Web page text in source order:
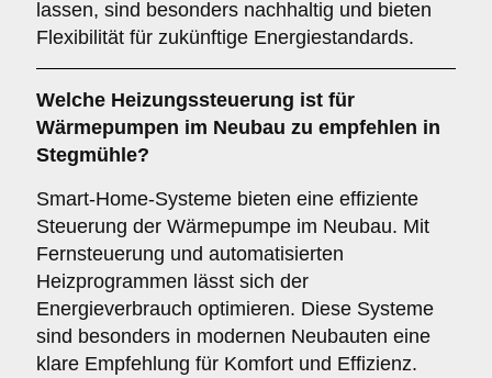
lassen, sind besonders nachhaltig und bieten
Flexibilität für zukünftige Energiestandards.
Welche Heizungssteuerung ist für
Wärmepumpen im Neubau zu empfehlen in
Stegmühle?
Smart-Home-Systeme bieten eine effiziente
Steuerung der Wärmepumpe im Neubau. Mit
Fernsteuerung und automatisierten
Heizprogrammen lässt sich der
Energieverbrauch optimieren. Diese Systeme
sind besonders in modernen Neubauten eine
klare Empfehlung für Komfort und Effizienz.